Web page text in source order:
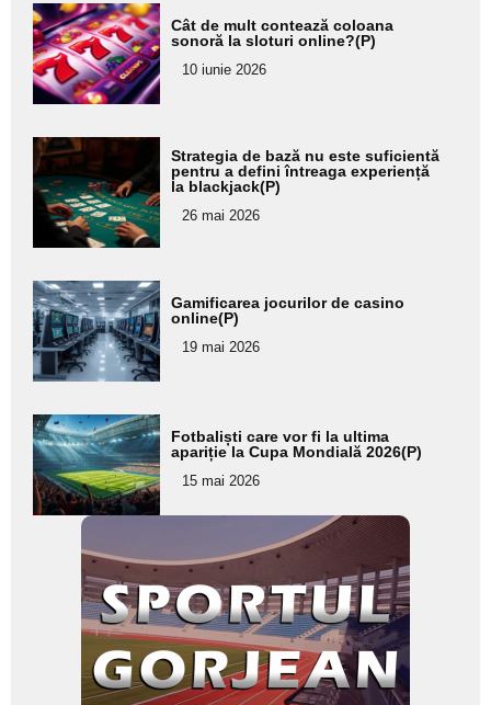
Adaugă
aici textul
pentru
subtitlu
Cât de mult contează coloana
sonoră la sloturi online?(P)
10 iunie 2026
Adaugă
aici textul
pentru
subtitlu
Strategia de bază nu este suficientă
pentru a defini întreaga experiență
la blackjack(P)
26 mai 2026
Adaugă
aici textul
pentru
subtitlu
Gamificarea jocurilor de casino
online(P)
19 mai 2026
Adaugă
aici textul
pentru
subtitlu
Fotbaliști care vor fi la ultima
apariție la Cupa Mondială 2026(P)
15 mai 2026